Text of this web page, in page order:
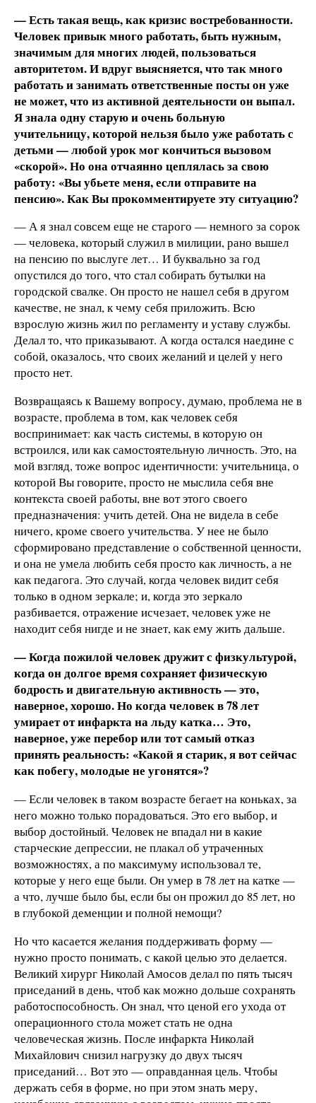
— Есть такая вещь, как кризис востребованности.
Человек привык много работать, быть нужным,
значимым для многих людей, пользоваться
авторитетом. И вдруг выясняется, что так много
работать и занимать ответственные посты он уже
не может, что из активной деятельности он выпал.
Я знала одну старую и очень больную
учительницу, которой нельзя было уже работать с
детьми — любой урок мог кончиться вызовом
«скорой». Но она отчаянно цеплялась за свою
работу: «Вы убьете меня, если отправите на
пенсию». Как Вы прокомментируете эту ситуацию?
— А я знал совсем еще не старого — немного за сорок
— человека, который служил в милиции, рано вышел
на пенсию по выслуге лет… И буквально за год
опустился до того, что стал собирать бутылки на
городской свалке. Он просто не нашел себя в другом
качестве, не знал, к чему себя приложить. Всю
взрослую жизнь жил по регламенту и уставу службы.
Делал то, что приказывают. А когда остался наедине с
собой, оказалось, что своих желаний и целей у него
просто нет.
Возвращаясь к Вашему вопросу, думаю, проблема не в
возрасте, проблема в том, как человек себя
воспринимает: как часть системы, в которую он
встроился, или как самостоятельную личность. Это, на
мой взгляд, тоже вопрос идентичности: учительница, о
которой Вы говорите, просто не мыслила себя вне
контекста своей работы, вне вот этого своего
предназначения: учить детей. Она не видела в себе
ничего, кроме своего учительства. У нее не было
сформировано представление о собственной ценности,
и она не умела любить себя просто как личность, а не
как педагога. Это случай, когда человек видит себя
только в одном зеркале; и, когда это зеркало
разбивается, отражение исчезает, человек уже не
находит себя нигде и не знает, как ему жить дальше.
— Когда пожилой человек дружит с физкультурой,
когда он долгое время сохраняет физическую
бодрость и двигательную активность — это,
наверное, хорошо. Но когда человек в 78 лет
умирает от инфаркта на льду катка… Это,
наверное, уже перебор или тот самый отказ
принять реальность: «Какой я старик, я вот сейчас
как побегу, молодые не угонятся»?
— Если человек в таком возрасте бегает на коньках, за
него можно только порадоваться. Это его выбор, и
выбор достойный. Человек не впадал ни в какие
старческие депрессии, не плакал об утраченных
возможностях, а по максимуму использовал те,
которые у него еще были. Он умер в 78 лет на катке —
а что, лучше было бы, если бы он прожил до 85 лет, но
в глубокой деменции и полной немощи?
Но что касается желания поддерживать форму —
нужно просто понимать, с какой целью это делается.
Великий хирург Николай Амосов делал по пять тысяч
приседаний в день, чтоб как можно дольше сохранять
работоспособность. Он знал, что ценой его ухода от
операционного стола может стать не одна
человеческая жизнь. После инфаркта Николай
Михайлович снизил нагрузку до двух тысяч
приседаний… Вот это — оправданная цель. Чтобы
держать себя в форме, но при этом знать меру,